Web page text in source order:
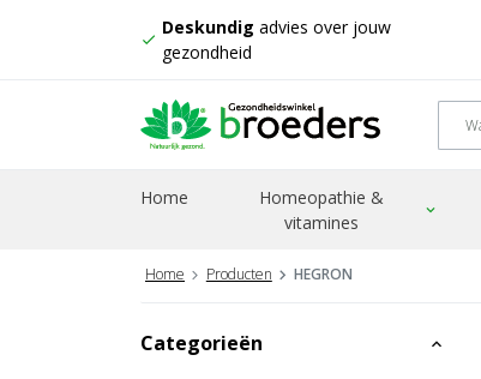
check
Deskundig advies over jouw
gezondheid
Home
Homeopathie &
vitamines
expand_more
Home Producten HEGRON
Categorieën expand_less